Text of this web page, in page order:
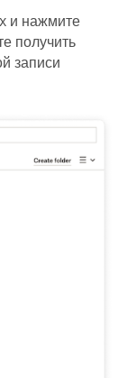
и нажмите
получить
записи